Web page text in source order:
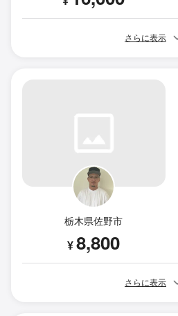
さらに表示
栃木県佐野市
¥8,800
さらに表示